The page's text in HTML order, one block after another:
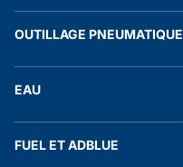
OUTILLAGE PNEUMATIQUE
Accessoires pneumatiques
EAU
Tuyaux
FUEL ET ADBLUE